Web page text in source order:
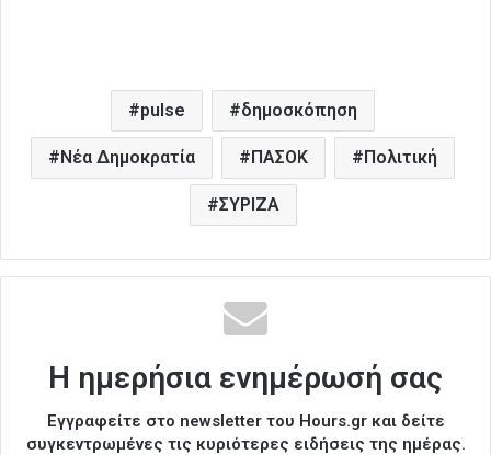
pulse δημοσκόπηση
Νέα Δημοκρατία ΠΑΣΟΚ Πολιτική
ΣΥΡΙΖΑ
Η ημερήσια ενημέρωσή σας
Εγγραφείτε στο newsletter του Hours.gr και δείτε
συγκεντρωμένες τις κυριότερες ειδήσεις της ημέρας.